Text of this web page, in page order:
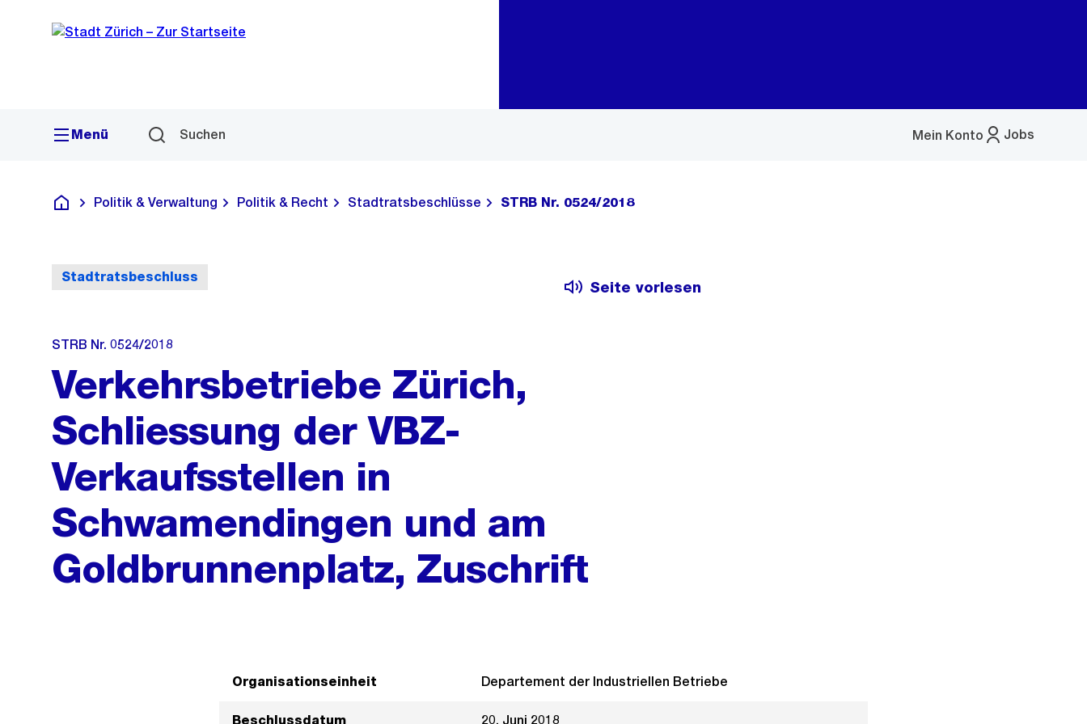
Navigation
Sprunglink
Menü Suchen Jobs
Mein Konto
Menü
Deutsch
Politik & Verwaltung Politik & Recht Stadtratsbeschlüsse STRB Nr. 0524/2018
Stadtratsbeschluss
Seite vorlesen
STRB Nr. 0524/2018
Verkehrsbetriebe Zürich,
Schliessung der VBZ-
Verkaufsstellen in
Schwamendingen und am
Goldbrunnenplatz, Zuschrift
Organisationseinheit Departement der Industriellen Betriebe
Beschlussdatum 20. Juni 2018